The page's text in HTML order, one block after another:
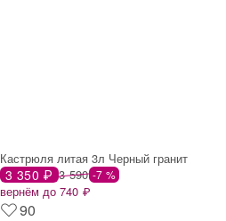
Кастрюля литая 3л Черный гранит
3 350 ₽ 3 590 -7 %
вернём до 740 ₽
90